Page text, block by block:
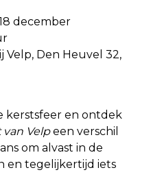
december
Velp, Den Heuvel 32,
kerstsfeer en ontdek
van Velpeen verschil
om alvast in de
en tegelijkertijd iets